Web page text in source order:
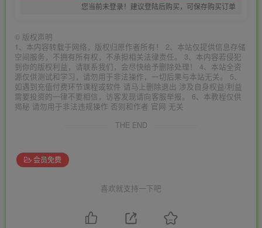
您当前未登录！建议登陆后购买，可保存购买订单
© 版权声明
1、本内容转载于网络，版权归原作者所有！ 2、本站仅提供信息存储
空间服务，不拥有所有权，不承担相关法律责任。 3、本内容若侵犯
到你的版权利益，请联系我们，会尽快给予删除处理！ 4、本站全资
源仅供测试和学习，请勿用于非法操作，一切后果与本站无关。 5、
如遇到充值付费环节课程或软件 请马上删除退出 涉及自身权益/利益
需要投资的一律不要相信，访客发现请向客服举报。 6、本教程仅供
揭秘 请勿用于非法违规操作 否则和作者 官网 无关
THE END
会员免费
喜欢就支持一下吧